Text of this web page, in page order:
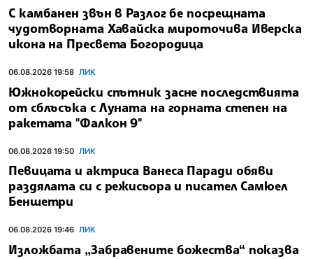
С камбанен звън в Разлог бе посрещната
чудотворната Хавайска мироточива Иверска
икона на Пресвета Богородица
06.08.2026 19:58 ЛИК
Южнокорейски спътник засне последствията
от сблъсъка с Луната на горната степен на
ракетата "Фалкон 9"
06.08.2026 19:50 ЛИК
Певицата и актриса Ванеса Паради обяви
раздялата си с режисьора и писател Самюел
Беншетри
06.08.2026 19:46 ЛИК
Изложбата „Забравените божества“ показва